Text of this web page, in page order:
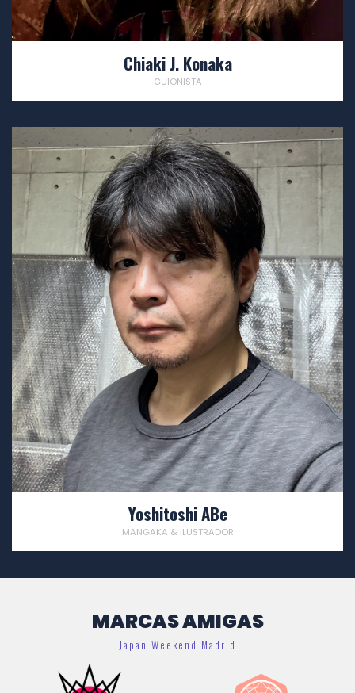
Chiaki J. Konaka
GUIONISTA
Yoshitoshi ABe
MANGAKA & ILUSTRADOR
MARCAS AMIGAS
Japan Weekend Madrid